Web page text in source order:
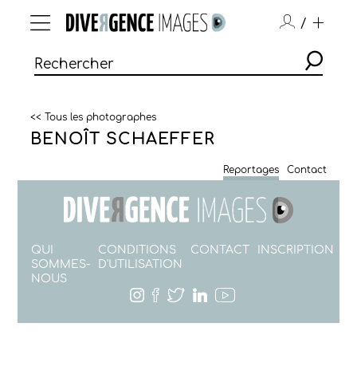
/
<< Tous les photographes
BENOÎT SCHAEFFER
Reportages Contact
QUI
SOMMES-
NOUS
CONDITIONS
D'UTILISATION
CONTACT INSCRIPTION